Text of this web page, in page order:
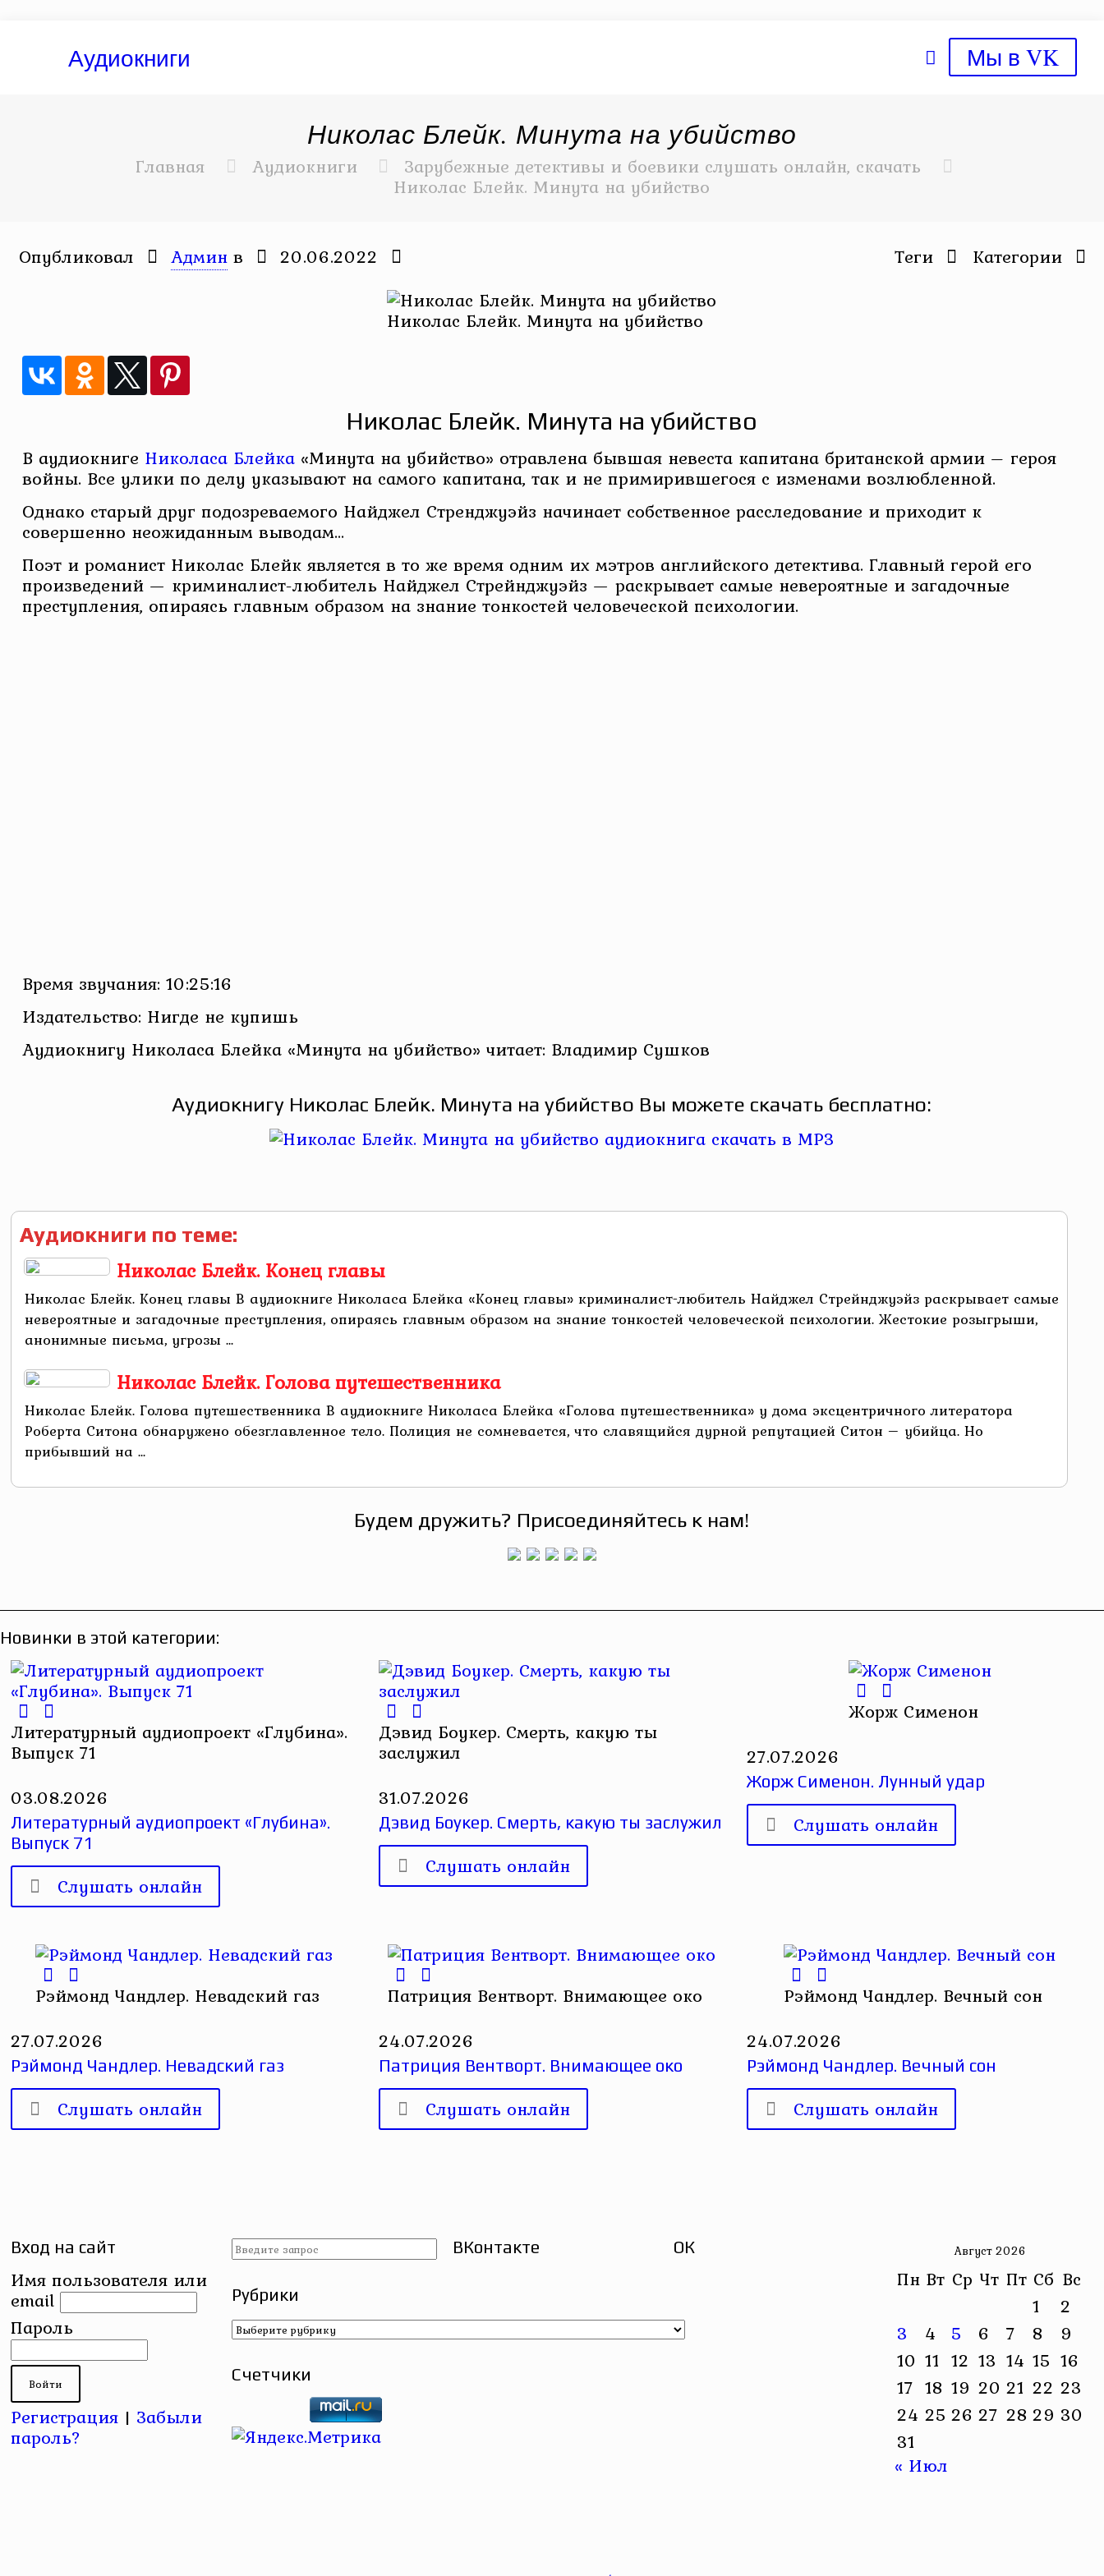
Аудиокниги Мы в VK
Николас Блейк. Минута на убийство
Главная Аудиокниги Зарубежные детективы и боевики слушать онлайн, скачать
Николас Блейк. Минута на убийство
Опубликовал Админ в 20.06.2022 Категории
Теги
Николас Блейк. Минута на убийство
Николас Блейк. Минута на убийство
В аудиокниге Николаса Блейка«Минута на убийство» отравлена бывшая невеста капитана британской армии – героя
войны. Все улики по делу указывают на самого капитана, так и не примирившегося с изменами возлюбленной.
Однако старый друг подозреваемого Найджел Стренджуэйз начинает собственное расследование и приходит к
совершенно неожиданным выводам…
Поэт и романист Николас Блейк является в то же время одним их мэтров английского детектива. Главный герой его
произведений — криминалист-любитель Найджел Стрейнджуэйз — раскрывает самые невероятные и загадочные
преступления, опираясь главным образом на знание тонкостей человеческой психологии.
Время звучания: 10:25:16
Издательство: Нигде не купишь
Аудиокнигу Николаса Блейка «Минута на убийство» читает: Владимир Сушков
Аудиокнигу Николас Блейк. Минута на убийство Вы можете скачать бесплатно:
Аудиокниги по теме:
Николас Блейк. Конец главы
Николас Блейк. Конец главы В аудиокниге Николаса Блейка «Конец главы» криминалист-любитель Найджел Стрейнджуэйз раскрывает самые
невероятные и загадочные преступления, опираясь главным образом на знание тонкостей человеческой психологии. Жестокие розыгрыши,
анонимные письма, угрозы ...
Николас Блейк. Голова путешественника
Николас Блейк. Голова путешественника В аудиокниге Николаса Блейка «Голова путешественника» у дома эксцентричного литератора
Роберта Ситона обнаружено обезглавленное тело. Полиция не сомневается, что славящийся дурной репутацией Ситон – убийца. Но
прибывший на ...
Будем дружить? Присоединяйтесь к нам!
Новинки в этой категории:
Литературный аудиопроект «Глубина».
Выпуск 71
03.08.2026
Литературный аудиопроект «Глубина».
Выпуск 71
Слушать онлайн
Дэвид Боукер. Смерть, какую ты
заслужил
31.07.2026
Дэвид Боукер. Смерть, какую ты заслужил
Слушать онлайн
Жорж Сименон
27.07.2026
Жорж Сименон. Лунный удар
Слушать онлайн
Рэймонд Чандлер. Невадский газ
27.07.2026
Рэймонд Чандлер. Невадский газ
Слушать онлайн
Патриция Вентворт. Внимающее око
24.07.2026
Патриция Вентворт. Внимающее око
Слушать онлайн
Рэймонд Чандлер. Вечный сон
24.07.2026
Рэймонд Чандлер. Вечный сон
Слушать онлайн
Вход на сайт
Имя пользователя или
email
Пароль
Регистрация | Забыли
пароль?
Рубрики
Рубрики
Счетчики
ВКонтакте ОК Август 2026
Пн Вт Ср Чт Пт Сб Вс
1
2
3
4 5 6 7 8
9
10 11 12 13 14 15 16
17 18 19 20 21 22 23
24 25 26 27 28 29 30
31
« Июл